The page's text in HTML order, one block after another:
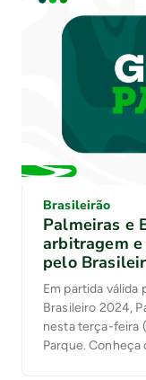
Brasileirão
Palmeiras e
arbitragem
pelo
Em partida válida
Brasileiro 2024,
nesta terça-feira
Parque. Conheça